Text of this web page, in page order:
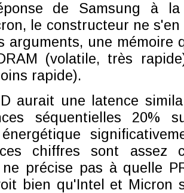
de Samsung à la
le constructeur ne
arguments, une mémoire
(volatile, très
rapide).
aurait une latence
séquentielles 20%
chiffres sont assez
ne précise pas à quelle
bien qu'Intel et Micron